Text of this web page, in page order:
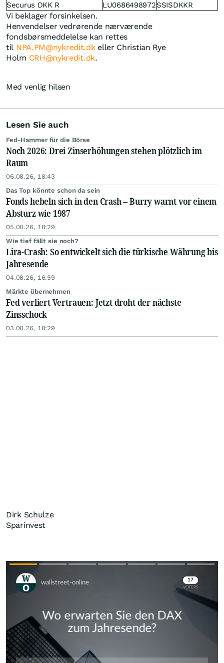
Securus DKK R
LU0686498972SSISDKKR
Vi beklager forsinkelsen.
Henvendelser vedrørende nærværende
fondsbørsmeddelelse kan rettes
til NPA.PM@nykredit.dkeller Christian Rye
Holm CRH@nykredit.dk.
Med venlig hilsen
Lesen Sie auch
Fed-Hammer für die Börse
Noch 2026: Drei Zinserhöhungen stehen plötzlich im
Raum
06.08.26, 18:43
Das Top könnte schon da sein
Fonds hebeln sich in den Crash – Burry warnt vor einem
Absturz wie 1987
05.08.26, 18:29
Wie tief fällt sie noch?
Lira-Crash: So entwickelt sich die türkische Währung bis
Jahresende
04.08.26, 16:59
Märkte übernehmen
Fed verliert Vertrauen: Jetzt droht der nächste
Zinsschock
03.08.26, 18:29
Dirk Schulze
Sparinvest
Skip